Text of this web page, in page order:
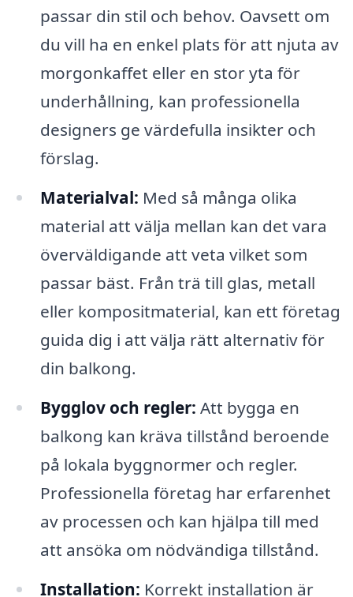
passar din stil och behov. Oavsett om
du vill ha en enkel plats för att njuta av
morgonkaffet eller en stor yta för
underhållning, kan professionella
designers ge värdefulla insikter och
förslag.
Materialval: Med så många olika
material att välja mellan kan det vara
överväldigande att veta vilket som
passar bäst. Från trä till glas, metall
eller kompositmaterial, kan ett företag
guida dig i att välja rätt alternativ för
din balkong.
Bygglov och regler: Att bygga en
balkong kan kräva tillstånd beroende
på lokala byggnormer och regler.
Professionella företag har erfarenhet
av processen och kan hjälpa till med
att ansöka om nödvändiga tillstånd.
Installation: Korrekt installation är